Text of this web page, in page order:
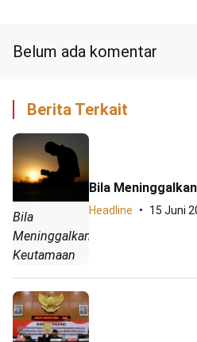
Belum ada komentar
Berita Terkait
Bila
Meninggalkan
Keutamaan
Bila
Headline 15 Juni